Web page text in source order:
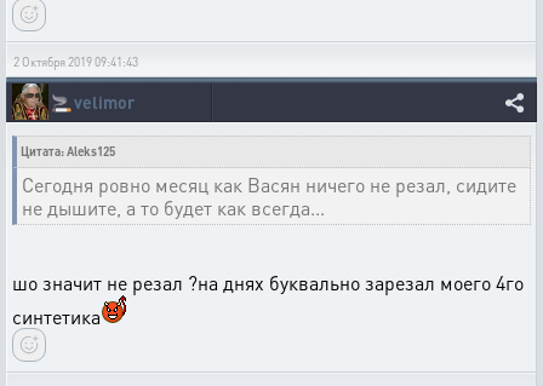
2 Октября 2019 09:41:43
🚬 velimor
Цитата: Aleks125
Сегодня ровно месяц как Васян ничего не резал, сидите
не дышите, а то будет как всегда...
шо значит не резал ?на днях буквально зарезал моего 4го
синтетика